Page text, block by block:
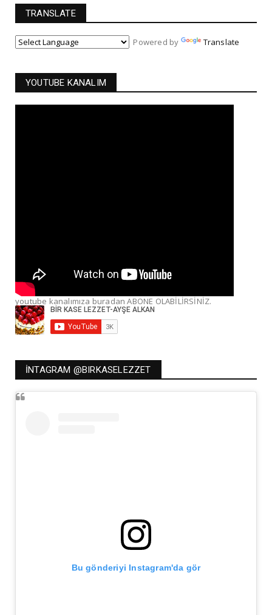
TRANSLATE
Powered by Translate
YOUTUBE KANALIM
youtube kanalımıza buradan ABONE OLABİLİRSİNİZ.
İNTAGRAM @BIRKASELEZZET
Bu gönderiyi Instagram'da gör